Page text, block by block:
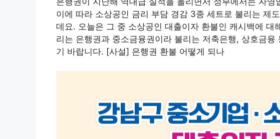
이에 따라 소상공인 금리 부담 경감 3종 세트로 불리는 제
데요. 오늘은 그 중 소상공인 대출이자 환불인 캐시백에 대
리는 은행권과 중소금융권이라 불리는 저축은행, 상호금
기 바랍니다. [사설] 은행권 환불 어떻게 되나